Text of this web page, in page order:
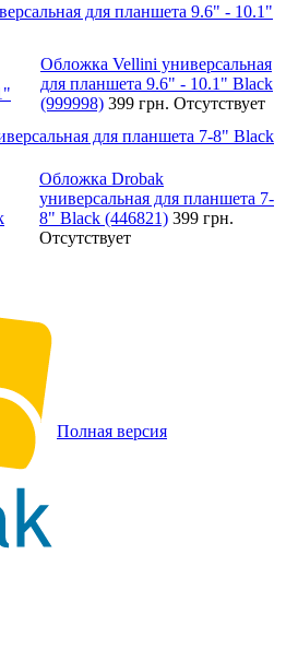
для планшета 9.6" - 10.1"
Обложка Vellini универсальная
для планшета 9.6" - 10.1" Black
(999998) 399 грн. Отсутствует
для планшета 7-8" Black
Обложка Drobak
универсальная для планшета 7-
8" Black (446821) 399 грн.
Отсутствует
Полная версия